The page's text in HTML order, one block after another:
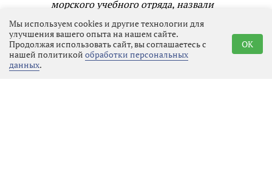
морского учебного отряда, назвали
«Парус». Понятно почему, ведь
моряки ассоциируются с
романтикой, водными просторами,
кораблями. Ветер наполняет паруса
Мы используем cookies и другие технологии для
улучшения вашего опыта на нашем сайте.
Продолжая использовать сайт, вы соглашаетесь с
нашей политикой обработки персональных
данных.
OK